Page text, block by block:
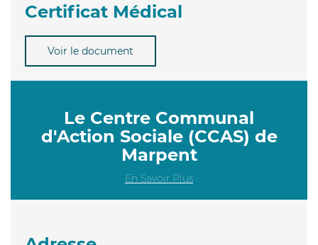
Certificat Médical
Voir le document
Le Centre Communal
d'Action Sociale (CCAS) de
Marpent
En Savoir Plus